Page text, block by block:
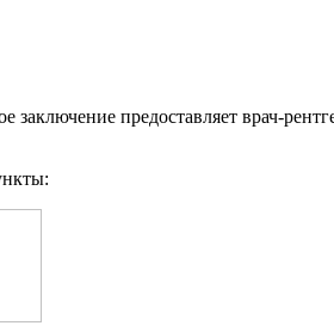
предоставляет врач-